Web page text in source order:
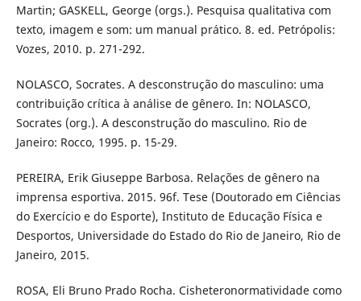
Martin; GASKELL, George (orgs.). Pesquisa qualitativa com
texto, imagem e som: um manual prático. 8. ed. Petrópolis:
Vozes, 2010. p. 271-292.
NOLASCO, Socrates. A desconstrução do masculino: uma
contribuição crítica à análise de gênero. In: NOLASCO,
Socrates (org.). A desconstrução do masculino. Rio de
Janeiro: Rocco, 1995. p. 15-29.
PEREIRA, Erik Giuseppe Barbosa. Relações de gênero na
imprensa esportiva. 2015. 96f. Tese (Doutorado em Ciências
do Exercício e do Esporte), Instituto de Educação Física e
Desportos, Universidade do Estado do Rio de Janeiro, Rio de
Janeiro, 2015.
ROSA, Eli Bruno Prado Rocha. Cisheteronormatividade como